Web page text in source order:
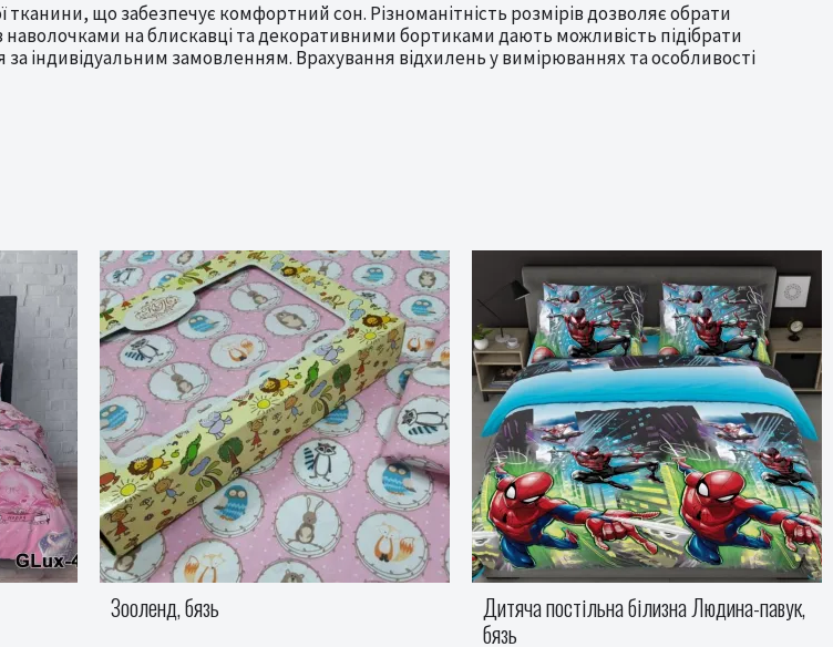
тканини, що забезпечує комфортний сон. Різноманітність розмірів дозволяє обрати
наволочками на блискавці та декоративними бортиками дають можливість підібрати
індивідуальним замовленням. Врахування відхилень у вимірюваннях та особливості
Дитяча постільна білизна Людина-павук,
Дитяча постільна білизна Міньйони, бязь